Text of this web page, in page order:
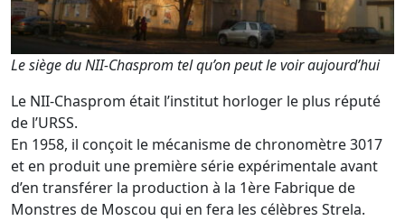
Le siège du NII-Chasprom tel qu’on peut le voir aujourd’hui
Le NII-Chasprom était l’institut horloger le plus réputé
de l’URSS.
En 1958, il conçoit le mécanisme de chronomètre 3017
et en produit une première série expérimentale avant
d’en transférer la production à la 1ère Fabrique de
Monstres de Moscou qui en fera les célèbres Strela.